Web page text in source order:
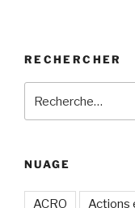
RECHERCHER
pour
NUAGE
ACRO Actions